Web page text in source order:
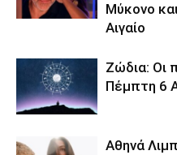
Μύκονο
Αιγαίο
Ζώδια: Οι
Πέμπτη 6
Αθηνά